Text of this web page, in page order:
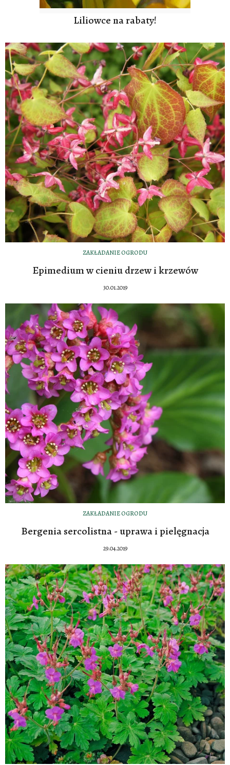
Liliowce na rabaty!
ZAKŁADANIE OGRODU
Epimedium w cieniu drzew i krzewów
30.01.2019
ZAKŁADANIE OGRODU
Bergenia sercolistna - uprawa i pielęgnacja
29.04.2019